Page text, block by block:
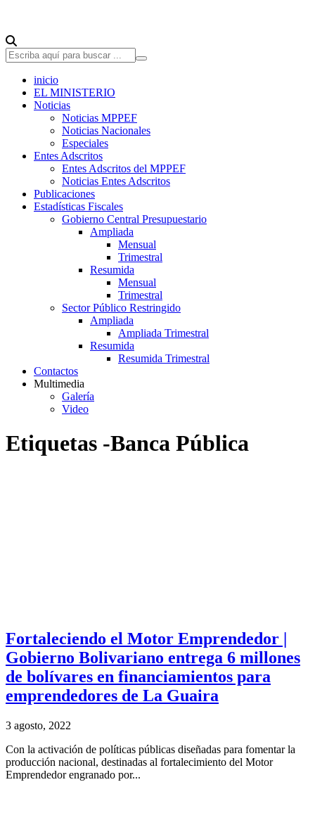
inicio
EL MINISTERIO
Noticias
Noticias MPPEF
Noticias Nacionales
Especiales
Entes Adscritos
Entes Adscritos del MPPEF
Noticias Entes Adscritos
Publicaciones
Estadísticas Fiscales
Gobierno Central Presupuestario
Ampliada
Mensual
Trimestral
Resumida
Mensual
Trimestral
Sector Público Restringido
Ampliada
Ampliada Trimestral
Resumida
Resumida Trimestral
Contactos
Multimedia
Galería
Video
Etiquetas -Banca Pública
Fortaleciendo el Motor Emprendedor |
Gobierno Bolivariano entrega 6 millones
de bolívares en financiamientos para
emprendedores de La Guaira
3 agosto, 2022
Con la activación de políticas públicas diseñadas para fomentar la
producción nacional, destinadas al fortalecimiento del Motor
Emprendedor engranado por...